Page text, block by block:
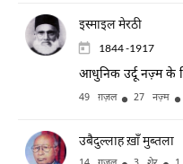
इस्माइल मेरठी
1844 -1917
आधुनिक उर्दू नज़्म के
49 ग़ज़ल 27 नज़्म
उबैदुल्लाह ख़ाँ मुब्तला